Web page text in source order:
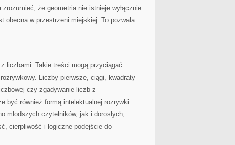
że geometria nie istnieje wyłącznie
obecna w przestrzeni miejskiej. To pozwala
liczbami. Takie treści mogą przyciągać
Liczby pierwsze, ciągi, kwadraty
czy zgadywanie liczb z
być również formą intelektualnej rozrywki.
młodszych czytelników, jak i dorosłych,
cierpliwość i logiczne podejście do